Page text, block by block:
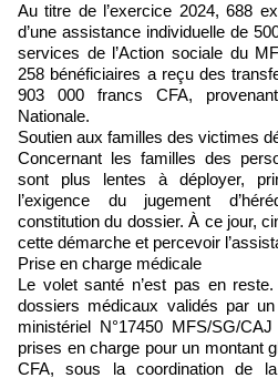
Au titre de l’exercice 2024, 688
d’une assistance individuelle de
services de l’Action sociale du
258 bénéficiaires a reçu des
903 000 francs CFA,
Nationale.
Soutien aux familles des victimes
Concernant les familles des
sont plus lentes à déployer,
l’exigence du jugement
constitution du dossier. À ce jour,
cette démarche et percevoir
Prise en charge médicale
Le volet santé n’est pas en
dossiers médicaux validés par
ministériel N°17450 MFS/SG/
prises en charge pour un montant
CFA, sous la coordination de